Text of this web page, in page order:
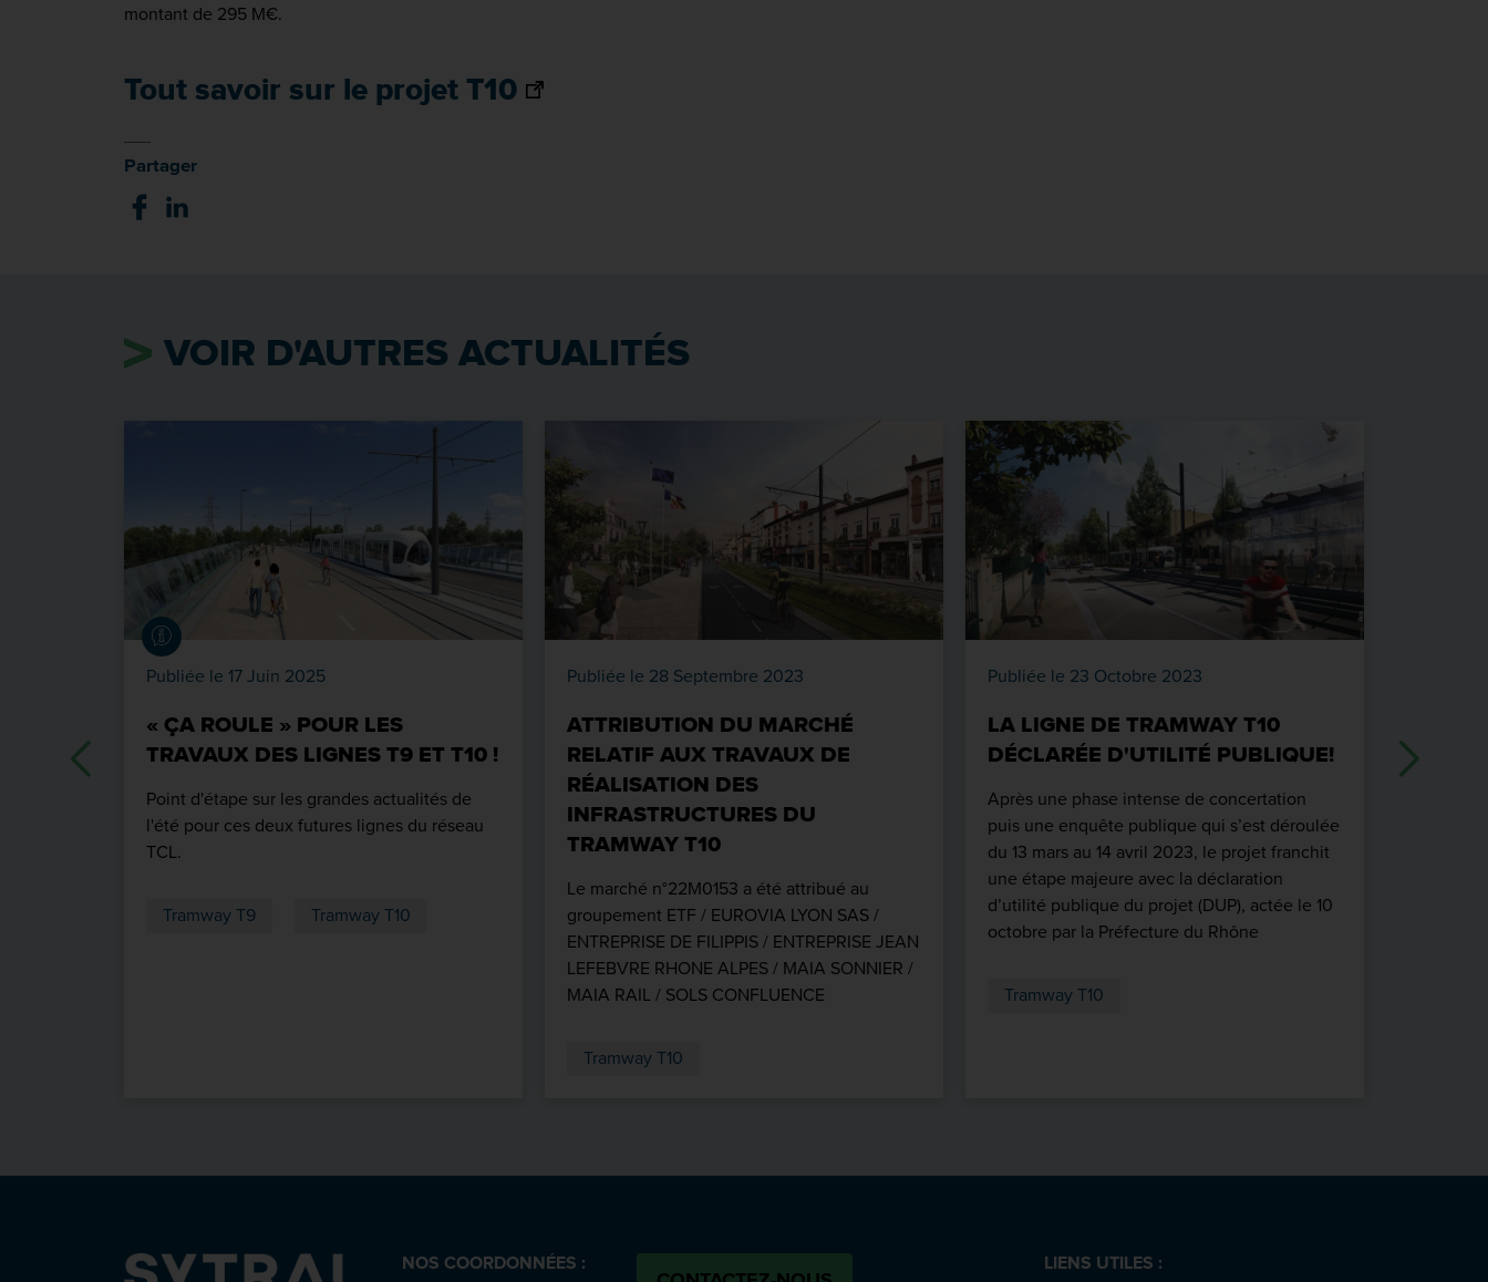
montant de 295 M€.
Tout savoir sur le projet T10
Partager
VOIR D'AUTRES ACTUALITÉS
Publiée le 17 Juin 2025
« ÇA ROULE » POUR LES
TRAVAUX DES LIGNES T9 ET T10 !
Point d'étape sur les grandes actualités de
l'été pour ces deux futures lignes du réseau
TCL.
Tramway T9 Tramway T10
Publiée le 28 Septembre 2023
ATTRIBUTION DU MARCHÉ
RELATIF AUX TRAVAUX DE
RÉALISATION DES
INFRASTRUCTURES DU
TRAMWAY T10
Le marché n°22M0153 a été attribué au
groupement ETF / EUROVIA LYON SAS /
ENTREPRISE DE FILIPPIS / ENTREPRISE JEAN
LEFEBVRE RHONE ALPES / MAIA SONNIER /
MAIA RAIL / SOLS CONFLUENCE
Tramway T10
Publiée le 23 Octobre 2023
LA LIGNE DE TRAMWAY T10
DÉCLARÉE D'UTILITÉ PUBLIQUE!
Après une phase intense de concertation
puis une enquête publique qui s’est déroulée
du 13 mars au 14 avril 2023, le projet franchit
une étape majeure avec la déclaration
d’utilité publique du projet (DUP), actée le 10
octobre par la Préfecture du Rhône
Tramway T10
07
NOS COORDONNÉES : LIENS UTILES :